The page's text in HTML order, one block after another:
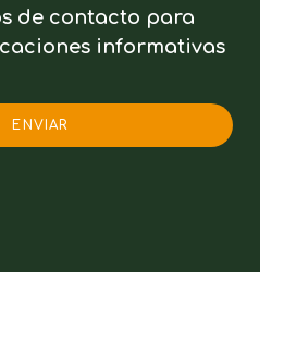
de contacto para
informativas
ENVIAR